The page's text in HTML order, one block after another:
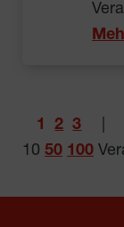
1 2 3
10 50 100